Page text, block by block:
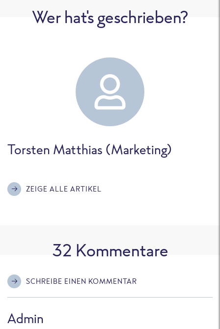
Wer hat's geschrieben?
Torsten Matthias (Marketing)
ZEIGE ALLE ARTIKEL
32 Kommentare
SCHREIBE EINEN KOMMENTAR
Admin